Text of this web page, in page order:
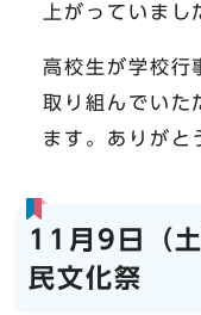
上がっていまし
高校生が学校行
取り組んでいた
ます。ありがと
11月9日（
民文化祭